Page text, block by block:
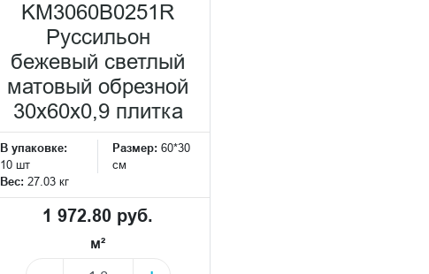
KM3060B0251R
Руссильон
бежевый светлый
матовый обрезной
30x60x0,9 плитка
В упаковке:
10 шт
Размер: 60*30
см
Вес: 27.03 кг
1 972.80 руб.
м²